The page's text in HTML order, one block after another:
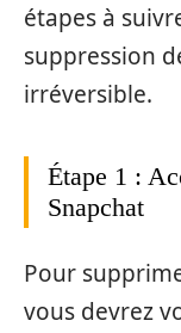
étapes à
suppression
irréversible.
Étape 1 :
Snapchat
Pour
vous devrez